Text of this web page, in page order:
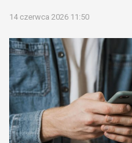
14 czerwca 2026 11:50